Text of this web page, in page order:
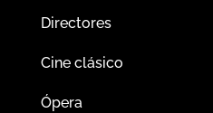
Directores
Cine clásico
Ópera